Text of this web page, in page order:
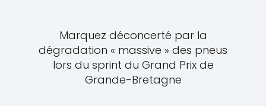
Marquez déconcerté par la
dégradation « massive » des pneus
lors du sprint du Grand Prix de
Grande-Bretagne